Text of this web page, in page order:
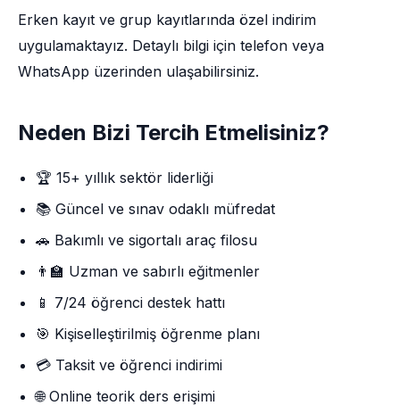
Erken kayıt ve grup kayıtlarında özel indirim
uygulamaktayız. Detaylı bilgi için telefon veya
WhatsApp üzerinden ulaşabilirsiniz.
Neden Bizi Tercih Etmelisiniz?
🏆 15+ yıllık sektör liderliği
📚 Güncel ve sınav odaklı müfredat
🚗 Bakımlı ve sigortalı araç filosu
👨‍🏫 Uzman ve sabırlı eğitmenler
📱 7/24 öğrenci destek hattı
🎯 Kişiselleştirilmiş öğrenme planı
💳 Taksit ve öğrenci indirimi
🌐 Online teorik ders erişimi